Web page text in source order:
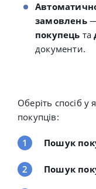
замовлень—
покупець та
документи.
Оберіть спосіб у
покупців:
Пошук
Пошук